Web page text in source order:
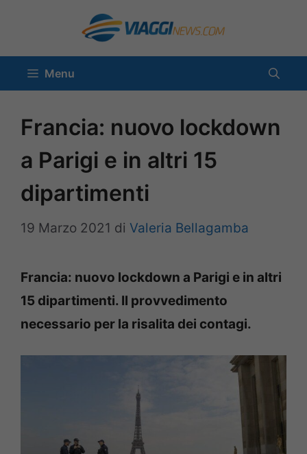
contenuto
Menu
Francia: nuovo lockdown
a Parigi e in altri 15
dipartimenti
19 Marzo 2021 di Valeria Bellagamba
Francia: nuovo lockdown a Parigi e in altri
15 dipartimenti. Il provvedimento
necessario per la risalita dei contagi.